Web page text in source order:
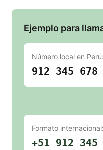
Ejemplo para
Número local en Perú:
912 345 678
Formato internacional:
+51 912 345